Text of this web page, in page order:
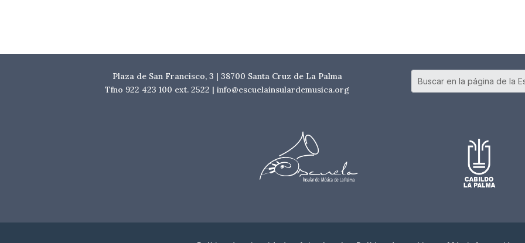
Plaza de San Francisco, 3 | 38700 Santa Cruz de La Palma
Tfno 922 423 100 ext. 2522 | info@escuelainsulardemusica.org